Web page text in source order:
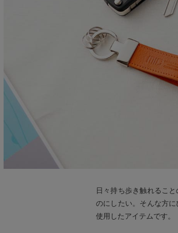
日々持ち歩き触れるこ
のにしたい。そんな方
使用したアイテムです。